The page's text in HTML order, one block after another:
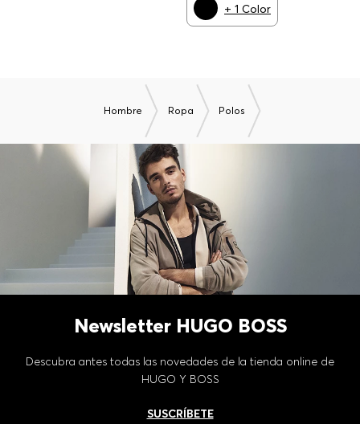
+ 1 Color
Hombre Ropa Polos
Newsletter HUGO BOSS
Descubra antes todas las novedades de la tienda online de
HUGO Y BOSS
SUSCRÍBETE